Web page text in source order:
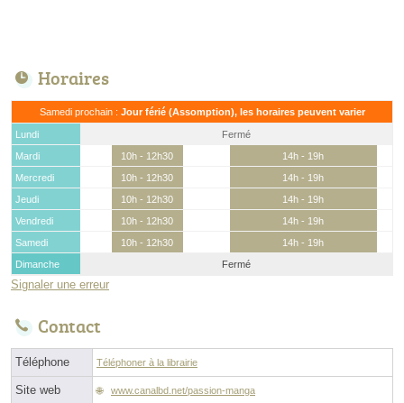
Horaires
Samedi prochain : Jour férié (Assomption), les horaires peuvent varier
Lundi
Fermé
Mardi
10h - 12h30
14h - 19h
Mercredi
10h - 12h30
14h - 19h
Jeudi
10h - 12h30
14h - 19h
Vendredi
10h - 12h30
14h - 19h
Samedi
10h - 12h30
14h - 19h
Dimanche
Fermé
Signaler une erreur
Contact
Téléphone Téléphoner à la librairie
Site web www.canalbd.net/passion-manga